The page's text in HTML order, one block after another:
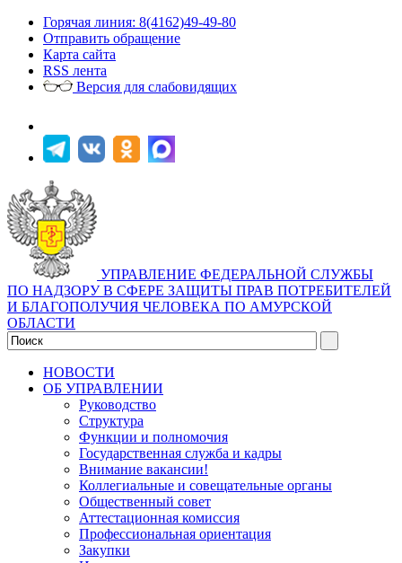
Горячая линия: 8(4162)49-49-80
Отправить обращение
Карта сайта
RSS лента
Версия для слабовидящих
УПРАВЛЕНИЕ ФЕДЕРАЛЬНОЙ СЛУЖБЫ
ПО НАДЗОРУ В СФЕРЕ ЗАЩИТЫ ПРАВ ПОТРЕБИТЕЛЕЙ
И БЛАГОПОЛУЧИЯ ЧЕЛОВЕКА ПО АМУРСКОЙ
ОБЛАСТИ
НОВОСТИ
ОБ УПРАВЛЕНИИ
Руководство
Структура
Функции и полномочия
Государственная служба и кадры
Внимание вакансии!
Коллегиальные и совещательные органы
Общественный совет
Аттестационная комиссия
Профессиональная ориентация
Закупки